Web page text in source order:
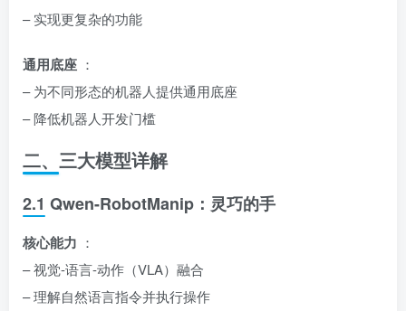
– 实现更复杂的功能
通用底座 ：
– 为不同形态的机器人提供通用底座
– 降低机器人开发门槛
二、三大模型详解
2.1 Qwen-RobotManip：灵巧的手
核心能力 ：
– 视觉-语言-动作（VLA）融合
– 理解自然语言指令并执行操作